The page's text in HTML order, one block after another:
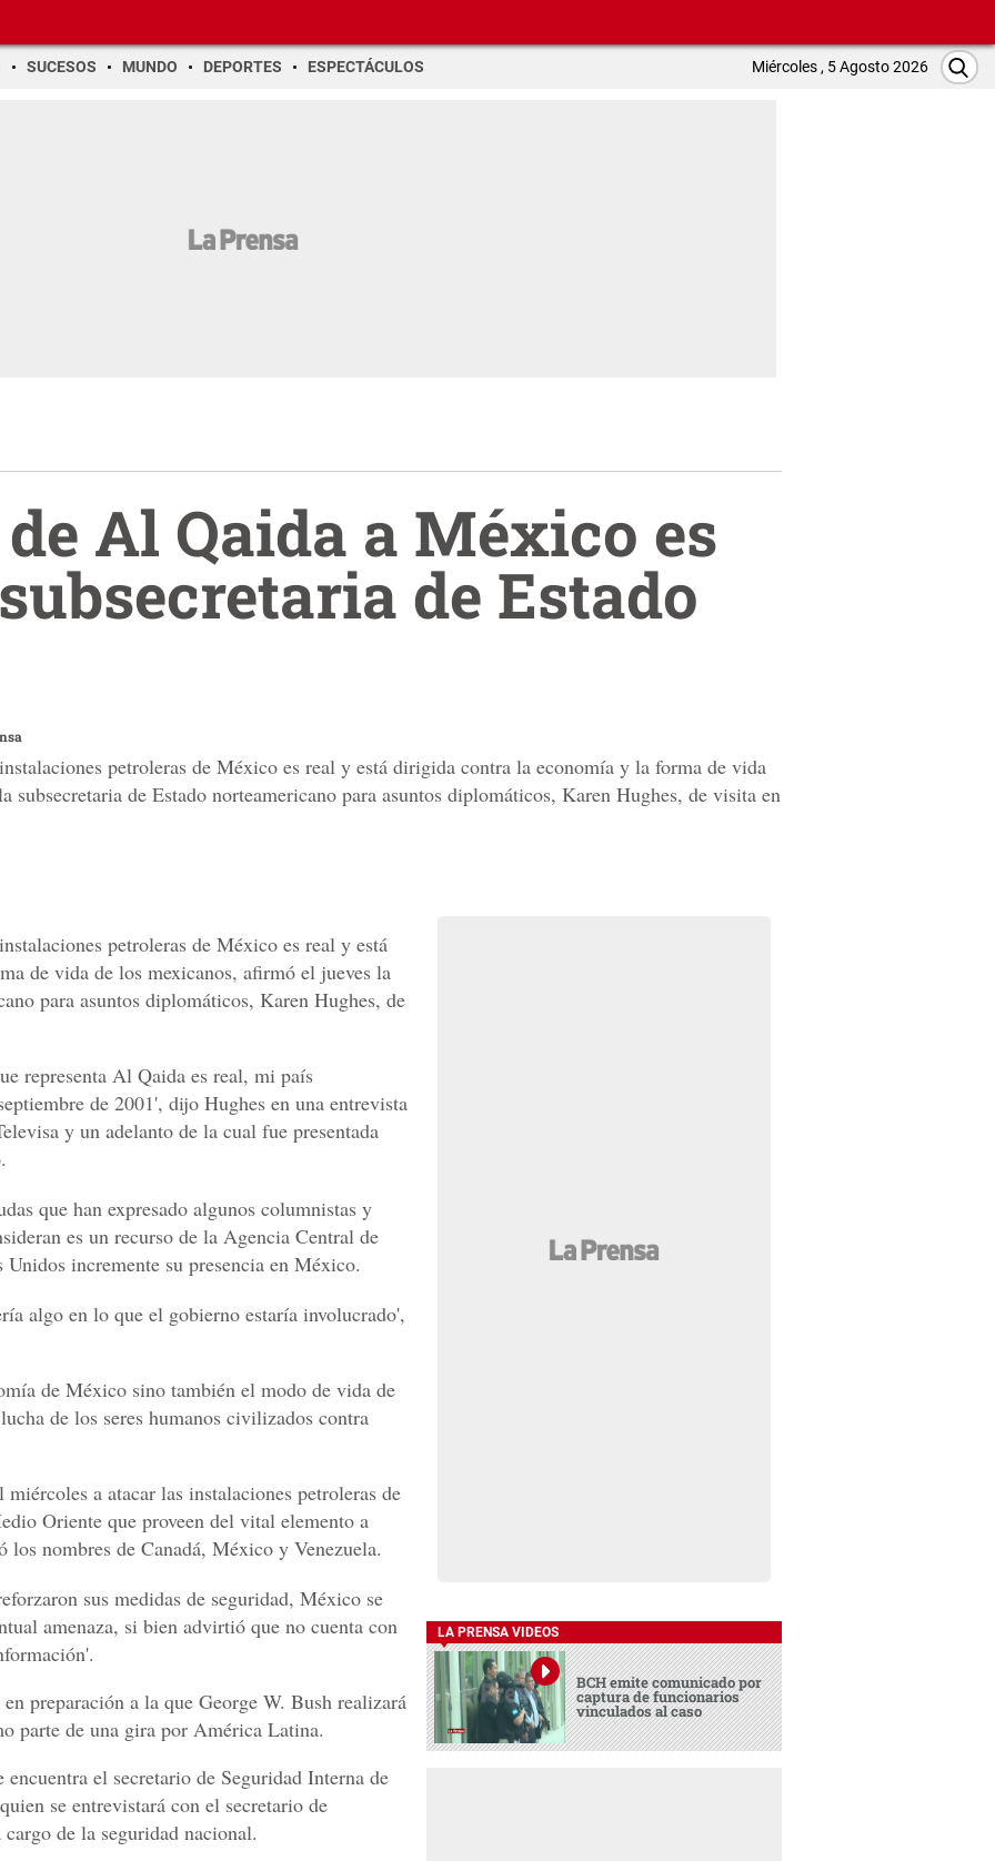
SUCESOS MUNDO DEPORTES ESPECTÁCULOS Miércoles , 5 Agosto 2026
Al Qaida a México es
de Estado
petroleras de México es real y está dirigida contra la economía y la forma de vida
subsecretaria de Estado norteamericano para asuntos diplomáticos, Karen Hughes, de visita en
petroleras de México es real y está
de vida de los mexicanos, afirmó el jueves la
para asuntos diplomáticos, Karen Hughes, de
representa Al Qaida es real, mi país
de 2001', dijo Hughes en una entrevista
y un adelanto de la cual fue presentada
que han expresado algunos columnistas y
es un recurso de la Agencia Central de
incremente su presencia en México.
algo en lo que el gobierno estaría involucrado',
de México sino también el modo de vida de
de los seres humanos civilizados contra
a atacar las instalaciones petroleras de
Oriente que proveen del vital elemento a
los nombres de Canadá, México y Venezuela.
sus medidas de seguridad, México se
amenaza, si bien advirtió que no cuenta con
preparación a la que George W. Bush realizará
parte de una gira por América Latina.
el secretario de Seguridad Interna de
se entrevistará con el secretario de
de la seguridad nacional.
LA PRENSA VIDEOS
BCH emite comunicado por
captura de funcionarios
vinculados al caso